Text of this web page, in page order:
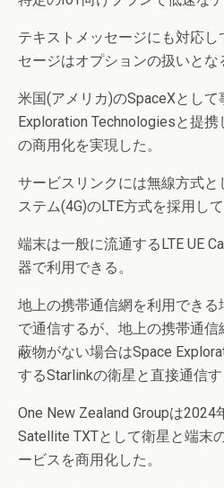
テキストメッセージにも対応
セージはオプションの扱いとな
米国(アメリカ)のSpaceXとして
Exploration Technologiesと提
の商用化を実現した。
サービスリンクには無線方式
ステム(4G)のLTE方式を採用して
端末は一般に流通するLTE UE
器で利用できる。
地上の携帯通信網を利用でき
で通信するが、地上の携帯通
蔽物がない場合はSpace
するStarlinkの衛星と直接通信す
One New Zealand Groupは2024
Satellite TXTとして衛星と端末
ービスを商用化した。